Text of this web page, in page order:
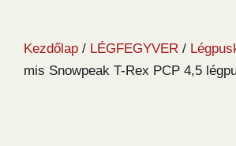
Kezdőlap / LÉGFEGYVER /
mis Snowpeak T-Rex PCP 4,5